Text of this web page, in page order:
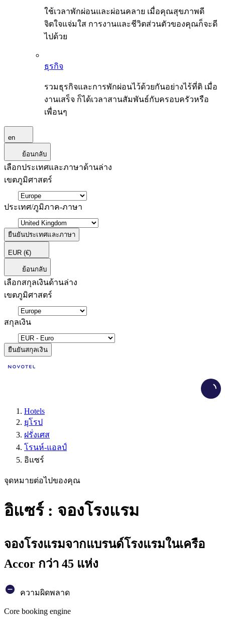
ใช้เวลาพักผ่อนและผ่อนคลาย เมื่อคุณสุขภาพดี
จิตใจแจ่มใส การงานและชีวิตส่วนตัวของคุณก็จะดี
ไปด้วย
ธุรกิจ
รวมธุรกิจและการพักผ่อนไว้ด้วยกันอย่างไร้ที่ติ เมื่อ
งานเสร็จ ก็ได้เวลาสานสัมพันธ์กับครอบครัวหรือ
เพื่อนๆ
en
ย้อนกลับ
เลือกประเทศและภาษาด้านล่าง
เขตภูมิศาสตร์
ประเทศ/ภูมิภาค-ภาษา
ยืนยันประเทศและภาษา
EUR (€)
ย้อนกลับ
เลือกสกุลเงินด้านล่าง
เขตภูมิศาสตร์
สกุลเงิน
ยืนยันสกุลเงิน
Hotels
ยุโรป
ฝรั่งเศส
โรนห์-แอลป์
อิแซร์
จุดหมายต่อไปของคุณ
อิแซร์ : จองโรงแรม
จองโรงแรมจากแบรนด์โรงแรมในเครือ
Accor กว่า 45 แห่ง
ความผิดพลาด
Core booking engine